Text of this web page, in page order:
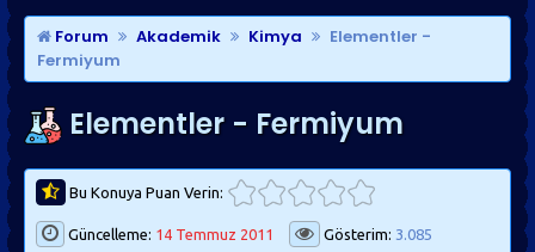
KISAYOLLAR
Forum Akademik Kimya
Elementler -
Fermiyum
Elementler - Fermiyum
Bu Konuya Puan Verin:
Güncelleme: 14 Temmuz 2011 Gösterim: 3.085